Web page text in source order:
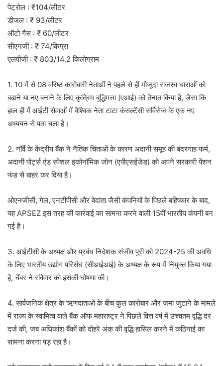
पेट्रोल : ₹104/लीटर
डीजल : ₹ 93/लीटर
ऑटो गैस : ₹ 60/लीटर
सीएनजी : ₹ 74/किग्रा
एलपीजी : ₹ 803/14.2 किलोग्राम
1. 10 में से 08 वरिष्ठ कारोबारी नेताओं ने पहले से ही मौजूदा राजस्व धाराओं को
बढ़ाने या नए बनाने के लिए कृत्रिम बुद्धिमत्ता (एआई) को तैनात किया है, जैसा कि
हाल ही में आईटी सेवाओं में वैश्विक नेता टाटा कंसल्टेंसी सर्विसेज के एक नए
अध्ययन से पता चला है।
2. नॉर्वे के केंद्रीय बैंक ने नैतिक चिंताओं के कारण अदानी समूह की बंदरगाह फर्म,
अदानी पोर्ट्स एंड स्पेशल इकोनॉमिक जोन (एपीएसईजेड) को अपने सरकारी पेंशन
फंड से बाहर कर दिया है।
ओएनजीसी, गेल, एनटीपीसी और वेदांता जैसी कंपनियों के पिछले बहिष्कार के बाद,
यह APSEZ इस तरह की कार्रवाई का सामना करने वाली 15वीं भारतीय कंपनी बन
गई है।
3. आईटीसी के अध्यक्ष और प्रबंध निदेशक संजीव पुरी को 2024-25 की अवधि
के लिए भारतीय उद्योग परिसंघ (सीआईआई) के अध्यक्ष के रूप में नियुक्त किया गया
है, चैंबर ने रविवार को इसकी घोषणा की।
4. सार्वजनिक क्षेत्र के ऋणदाताओं के बीच कुल कारोबार और जमा जुटाने के मामले
में राज्य के स्वामित्व वाले बैंक ऑफ महाराष्ट्र ने पिछले वित्त वर्ष में उच्चतम वृद्धि दर
दर्ज की, जब अधिकांश बैंकों को दोहरे अंक की वृद्धि हासिल करने में कठिनाई का
सामना करना पड़ रहा है।